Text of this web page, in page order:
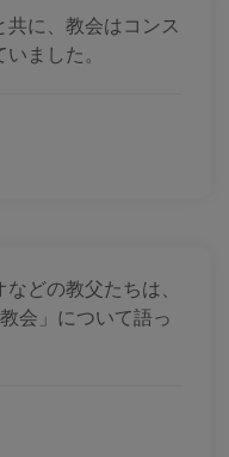
に、教会はコンス
ました。
どの教父たちは、
会」について語っ